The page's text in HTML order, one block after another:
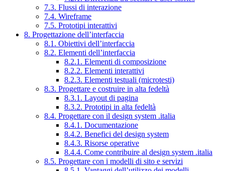
7.3. Flussi di interazione
7.4. Wireframe
7.5. Prototipi interattivi
8. Progettazione dell’interfaccia
8.1. Obiettivi dell’interfaccia
8.2. Elementi dell’interfaccia
8.2.1. Elementi di composizione
8.2.2. Elementi interattivi
8.2.3. Elementi testuali (microtesti)
8.3. Progettare e costruire in alta fedeltà
8.3.1. Layout di pagina
8.3.2. Prototipi in alta fedeltà
8.4. Progettare con il design system .italia
8.4.1. Documentazione
8.4.2. Benefici del design system
8.4.3. Risorse operative
8.4.4. Come contribuire al design system .italia
8.5. Progettare con i modelli di sito e servizi